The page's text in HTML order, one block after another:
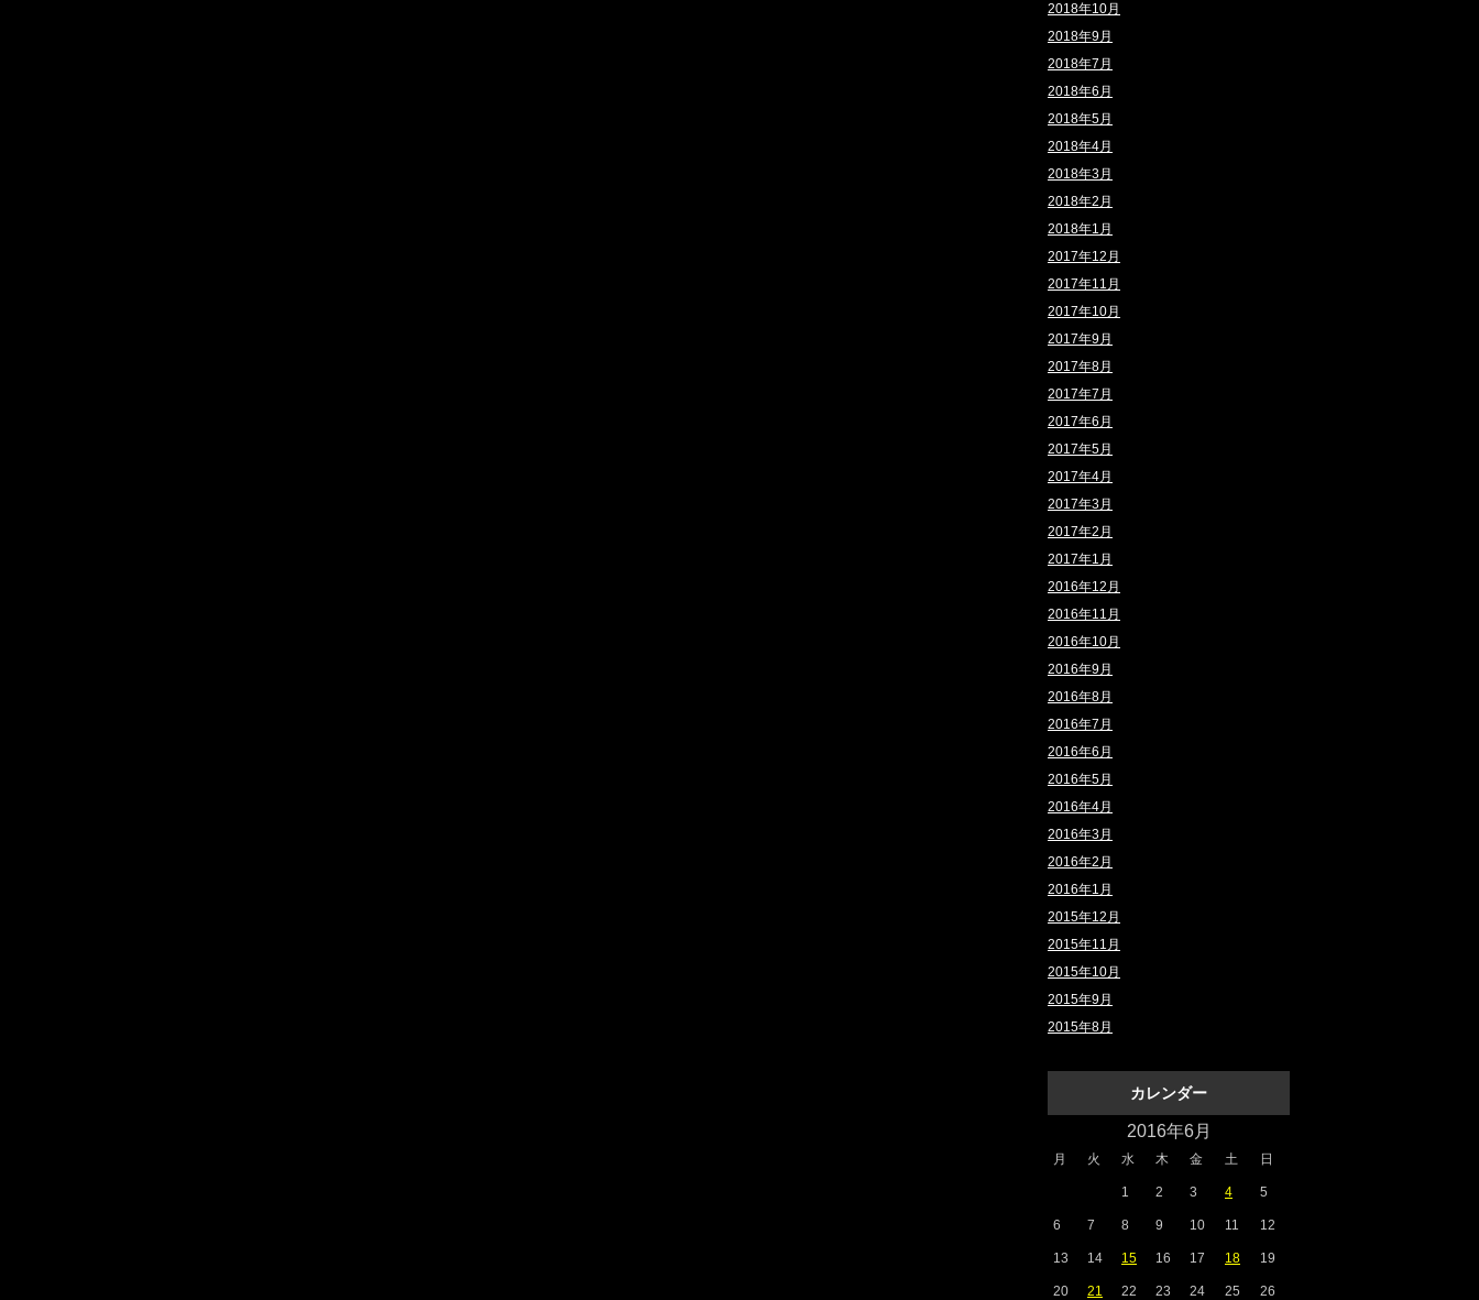
2018年10月
2018年9月
2018年7月
2018年6月
2018年5月
2018年4月
2018年3月
2018年2月
2018年1月
2017年12月
2017年11月
2017年10月
2017年9月
2017年8月
2017年7月
2017年6月
2017年5月
2017年4月
2017年3月
2017年2月
2017年1月
2016年12月
2016年11月
2016年10月
2016年9月
2016年8月
2016年7月
2016年6月
2016年5月
2016年4月
2016年3月
2016年2月
2016年1月
2015年12月
2015年11月
2015年10月
2015年9月
2015年8月
カレンダー
2016年6月
月 火 水 木 金 土 日
1 2 3 4 5
6 7 8 9 10 11 12
13 14 15 16 17 18 19
20 21 22 23 24 25 26